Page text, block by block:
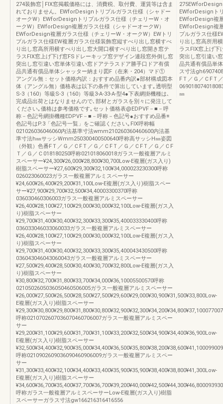
274装飾窓│FIX窓掲載価格には、消費税、取付費、運賃等は含ま
れておりません。EWforDesignトリプルガラス仕様（シャドー
オークW）EWforDesignトリプルガラス仕様（チェリーW・オ
ークW）EWforDesign複層ガラス仕様（シャドーオークW）
EWforDesign複層ガラス仕様（チェリーW・オークW）EWトリ
プルガラス仕様EW複層ガラス仕様装飾窓縦すべり出し窓横すべ
り出し窓高所用横すべり出し窓大開口横すべり出し窓開き窓テ
ラスFIX窓上げ下げ窓FSドレーキップ窓デザイン連段窓外倒し窓
突出し窓引違い窓単体引違い窓ドアテラスドア勝手口ドア有償
品共通有償品単体シャッター納まり図F（在来・204）マド①
アングル無：セット価格内訳：おすすめ品番内訳●部材構成図本
体（アングル無）価格表は以下の条件で算出しています｡透明型
S-3（160）等級S-3（160）等級3-A-33-A-型4●下表網掛機種は､
完成品出荷とはなりませんので､部材とガラスを別々に発注して
ください｡価格は参考価格です｡セット価格表@EDPVF－■－呼
称－色記号網掛機種EDPVF－■－呼称－色記号●おすすめ品番※
色記号はP.3「色記号一覧」をご確認ください｡FIX呼称幅
021026036046060内法基準寸法wmm210260360460600内法基
準寸法h㎜サッシWmm250300400500640呼称高サッシH㎜姿図
（外観）色番FＴ／Ｇ／ＣFＴ／Ｇ／ＣFＴ／Ｇ／ＣFＴ／Ｇ／ＣF
Ｔ／Ｇ／Ｃ018180250呼称021018060018ガラス一般複層アルミ
スペーサー¥24,300¥26,000¥28,800¥30,700Low-E複層(ガス入り)
樹脂スペーサー¥27,600¥29,300¥32,100¥34,000023230300呼称
026023060023ガラス一般複層アルミスペーサー
¥24,600¥26,400¥29,200¥31,100Low-E複層(ガス入り)樹脂スペー
サー¥27,900¥29,700¥32,500¥34,40003300370呼称
036030460306003ガラス一般複層アルミスペーサー
¥26,400¥28,100¥27,100¥29,000¥30,000¥32,100Low-E複層(ガス入
り)樹脂スペーサー
¥29,700¥31,400¥30,400¥32,300¥33,300¥35,400033330400呼称
036033046033060033ガラス一般複層アルミスペーサー
¥26,400¥28,100¥27,100¥29,000¥30,000¥32,100Low-E複層(ガス入
り)樹脂スペーサー
¥29,700¥31,400¥30,400¥32,300¥33,300¥35,400043430500呼称
036043046043060043ガラス一般複層アルミスペーサー
¥27,500¥29,400¥28,500¥30,400¥30,700¥32,800Low-E複層(ガス入
り)樹脂スペーサー
¥30,800¥32,700¥31,800¥33,700¥34,000¥36,10005500570呼称
0210502605036050460506005ガラス一般複層アルミスペーサー
¥26,000¥27,500¥26,500¥28,500¥27,500¥29,600¥29,000¥30,900¥31,500¥33,800Low-
E複層(ガス入り)樹脂スペーサー
呼称0210702607036070460706007ガラス一般複層アルミスペー
サー
¥29,200¥31,100¥29,600¥31,700¥31,100¥33,200¥32,500¥34,900¥34,400¥36,900Low-
E複層(ガス入り)樹脂スペーサー
呼称0210902609036090460906009ガラス一般複層アルミスペー
サー
¥31,300¥33,400¥32,100¥34,400¥33,400¥35,900¥35,900¥38,400¥38,800¥41,300Low-
E複層(ガス入り)樹脂スペーサー
呼称ガラス一般複層アルミスペーサーLow-E複層(ガス入り)樹脂
スペーサーガラス寸法gw166216316416556
EWforDesignト
EWforDesign複
EWforDesign複
プルガラス仕様
り出し窓高所用
ラスFIX窓上げ下
突出し窓引違い
品共通有償品単
ス寸法
FＴ／Ｇ／ＣFＴ
㎜